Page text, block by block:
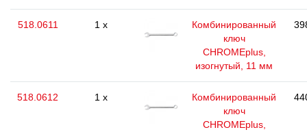
518.0611 1 x
Комбинированный
ключ
CHROMEplus,
изогнутый, 11 мм
518.0612 1 x
Комбинированный
ключ
CHROMEplus,